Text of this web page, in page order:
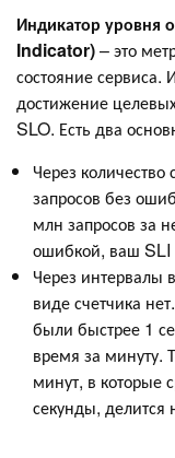
Индикатор уровня
Indicator)– это
состояние
достижение
SLO. Есть два
Через
запросов без
млн запросов за
ошибкой, ваш
Через интервалы
виде счетчика
были быстрее 1
время за минуту.
минут, в которые
секунды, делится